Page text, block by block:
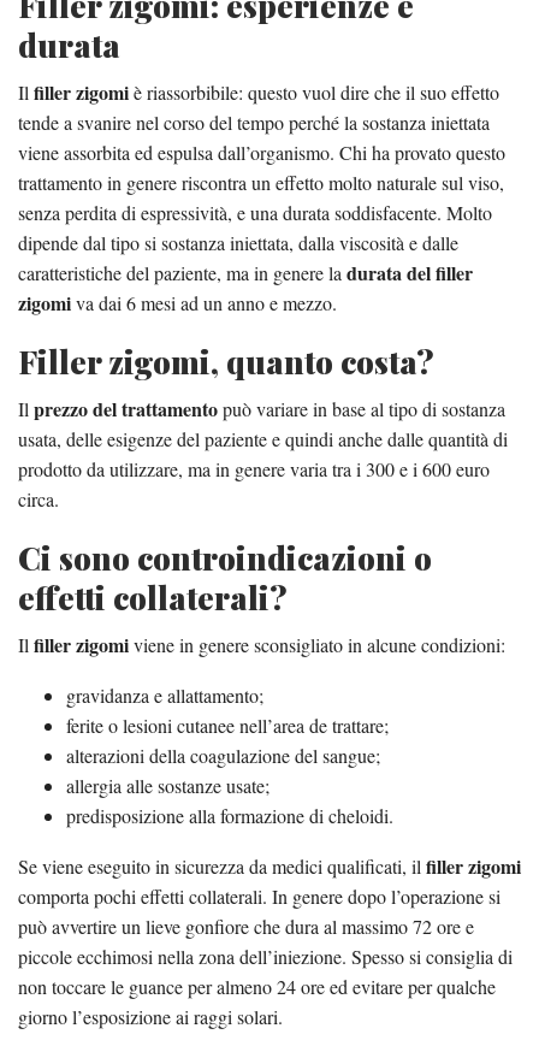
durata
Il filler zigomiè riassorbibile: questo vuol dire che il suo effetto
tende a svanire nel corso del tempo perché la sostanza iniettata
viene assorbita ed espulsa dall’organismo. Chi ha provato questo
trattamento in genere riscontra un effetto molto naturale sul viso,
senza perdita di espressività, e una durata soddisfacente. Molto
dipende dal tipo si sostanza iniettata, dalla viscosità e dalle
caratteristiche del paziente, ma in genere la durata del filler
zigomiva dai 6 mesi ad un anno e mezzo.
Filler zigomi, quanto costa?
Il prezzo del trattamentopuò variare in base al tipo di sostanza
usata, delle esigenze del paziente e quindi anche dalle quantità di
prodotto da utilizzare, ma in genere varia tra i 300 e i 600 euro
circa.
Ci sono controindicazioni o
effetti collaterali?
Il filler zigomiviene in genere sconsigliato in alcune condizioni:
gravidanza e allattamento;
ferite o lesioni cutanee nell’area de trattare;
alterazioni della coagulazione del sangue;
allergia alle sostanze usate;
predisposizione alla formazione di cheloidi.
Se viene eseguito in sicurezza da medici qualificati, il filler zigomi
comporta pochi effetti collaterali. In genere dopo l’operazione si
può avvertire un lieve gonfiore che dura al massimo 72 ore e
piccole ecchimosi nella zona dell’iniezione. Spesso si consiglia di
non toccare le guance per almeno 24 ore ed evitare per qualche
giorno l’esposizione ai raggi solari.